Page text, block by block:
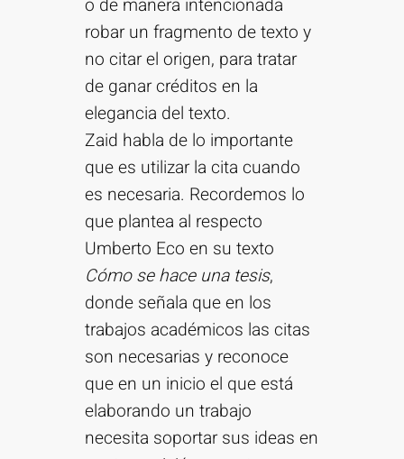
o de manera intencionada
robar un fragmento de texto y
no citar el origen, para tratar
de ganar créditos en la
elegancia del texto.
Zaid habla de lo importante
que es utilizar la cita cuando
es necesaria. Recordemos lo
que plantea al respecto
Umberto Eco en su texto
Cómo se hace una tesis,
donde señala que en los
trabajos académicos las citas
son necesarias y reconoce
que en un inicio el que está
elaborando un trabajo
necesita soportar sus ideas en